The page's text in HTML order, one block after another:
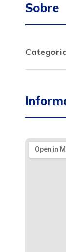
Sobre